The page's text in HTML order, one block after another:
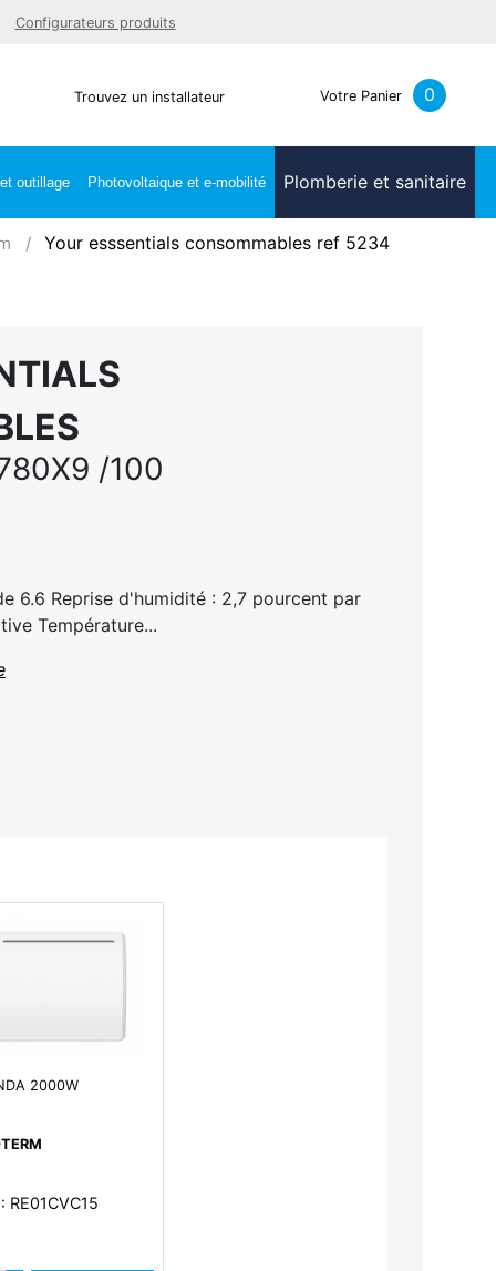
Configurateurs produits
Trouvez un installateur Votre Panier 0
outillage Photovoltaique et e-mobilité Plomberie et sanitaire
Your esssentials consommables ref 5234
/100
6.6 Reprise d'humidité : 2,7 pourcent par
Température...
2000W
RE01CVC15